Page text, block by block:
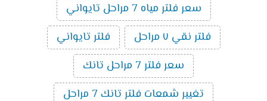
سعر فلتر مياه 7 مراحل تايواني
فلتر نقي ٧ مراحل
فلتر تايواني
سعر فلتر 7 مراحل تانك
تغيير شمعات فلتر تانك 7 مراحل